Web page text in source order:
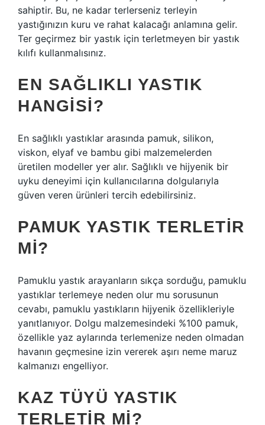
sahiptir. Bu, ne kadar terlerseniz terleyin
yastığınızın kuru ve rahat kalacağı anlamına gelir.
Ter geçirmez bir yastık için terletmeyen bir yastık
kılıfı kullanmalısınız.
EN SAĞLIKLI YASTIK
HANGISI?
En sağlıklı yastıklar arasında pamuk, silikon,
viskon, elyaf ve bambu gibi malzemelerden
üretilen modeller yer alır. Sağlıklı ve hijyenik bir
uyku deneyimi için kullanıcılarına dolgularıyla
güven veren ürünleri tercih edebilirsiniz.
PAMUK YASTIK TERLETIR
MI?
Pamuklu yastık arayanların sıkça sorduğu, pamuklu
yastıklar terlemeye neden olur mu sorusunun
cevabı, pamuklu yastıkların hijyenik özellikleriyle
yanıtlanıyor. Dolgu malzemesindeki %100 pamuk,
özellikle yaz aylarında terlemenize neden olmadan
havanın geçmesine izin vererek aşırı neme maruz
kalmanızı engelliyor.
KAZ TÜYÜ YASTIK
TERLETIR MI?